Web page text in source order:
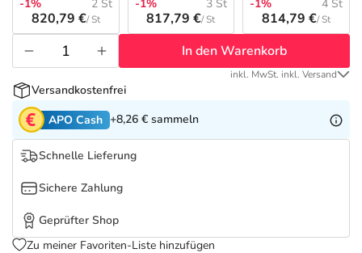
Tierapotheke
Vitamine & Mineralstoffe
Marken
Salus Deals
-1%
2 St
820,79 €/ St
-1% 3 St
817,79 €/ St
-1% 4 St
814,79 €/ St
In den Warenkorb
inkl. MwSt. inkl. Versand
Versandkostenfrei
APO Cash +8,26 € sammeln
Schnelle Lieferung
Sichere Zahlung
Geprüfter Shop
Zu meiner Favoriten-Liste hinzufügen